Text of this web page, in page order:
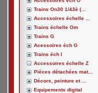
Trains On30 1/43è (...
Accessoires échelle ...
Trains échelle Om
Trains G
Acessoires éch G
Trains éch I
Accessoires échelle Z
Pièces détachées mat...
Décors, peinture et ...
Equipements digital